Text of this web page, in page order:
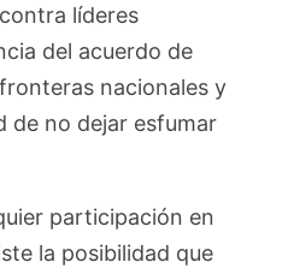
líderes
del acuerdo de
nacionales y
de no dejar esfumar
participación en
la posibilidad que